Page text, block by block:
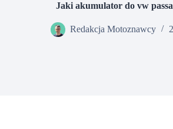
Jaki akumulator do vw
Redakcja Motoznawcy